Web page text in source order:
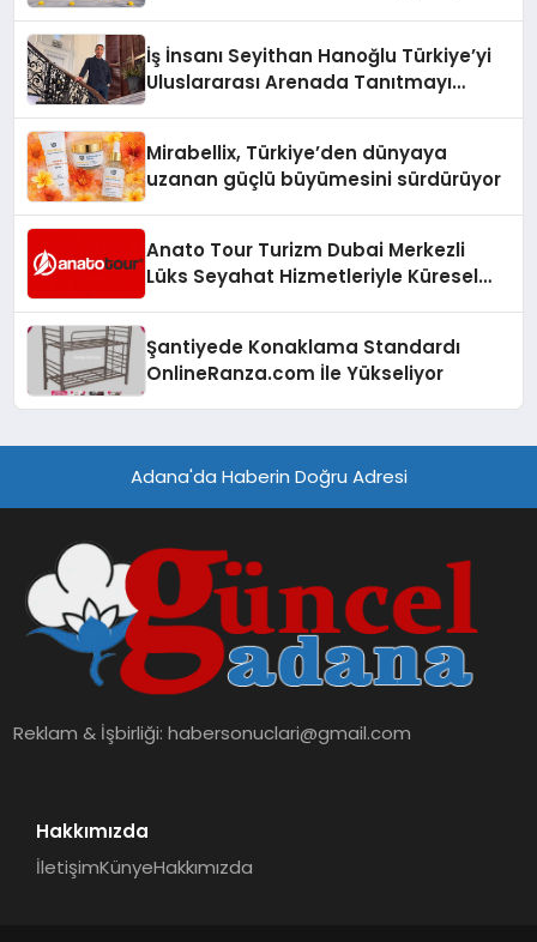
İş İnsanı Seyithan Hanoğlu Türkiye’yi
Uluslararası Arenada Tanıtmayı
Mirabellix, Türkiye’den dünyaya
uzanan güçlü büyümesini sürdürüyor
Anato Tour Turizm Dubai Merkezli
Lüks Seyahat Hizmetleriyle Küresel
Şantiyede Konaklama Standardı
OnlineRanza.com İle Yükseliyor
Adana'da Haberin Doğru Adresi
Reklam & İşbirliği:habersonuclari@gmail.com
Hakkımızda
İletişimKünyeHakkımızda